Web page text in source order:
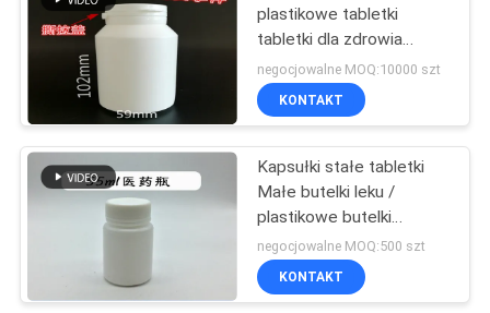
SKONTAKTUJ
NAMI
AKTUALNOŚCI
SPRAWY
10 ml etykiet na
fiolki
Niestandardowe
111
plastikowe tabletki
tabletki dla zdrowia
medycyny produktu
negocjowalne MOQ:10000 szt
KONTAKT
Kapsułki stałe tabletki
Małe butelki leku /
plastikowe butelki
farmaceutyczne
negocjowalne MOQ:500 szt
KONTAKT